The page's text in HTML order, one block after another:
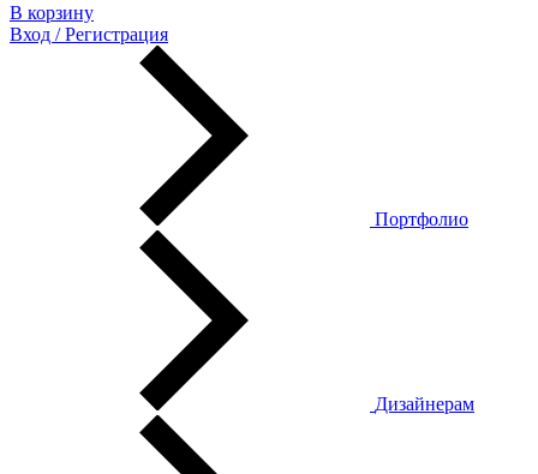
В корзину
Вход / Регистрация
Портфолио
Дизайнерам